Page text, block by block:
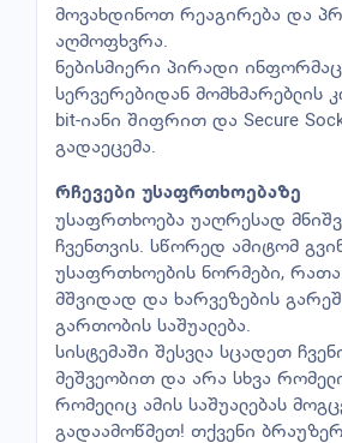
მოვახდინოთ რეაგირება და
აღმოფხვრა.
ნებისმიერი პირადი
სერვერებიდან მომხმარებლის
bit-იანი შიფრით და Secure
გადაეცემა.
რჩევები უსაფრთხოებაზე
უსაფრთხოება უაღრესად
ჩვენთვის. სწორედ ამიტომ
უსაფრთხოების ნორმები,
მშვიდად და ხარვეზების
გართობის საშუალება.
სისტემაში შესვლა სცადეთ
მეშვეობით და არა სხვა
რომელიც ამის საშუალებას
გადაამოწმეთ! თქვენი